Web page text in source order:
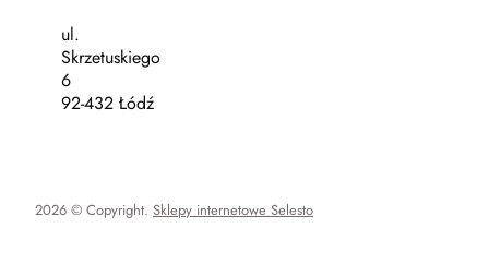
ul.
Skrzetuskiego
6
92-432 Łódź
2026 © Copyright. Sklepy internetowe Selesto